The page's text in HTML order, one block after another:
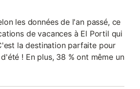
les données de l'an passé, ce
de vacances à El Portil qui
la destination parfaite pour
! En plus, 38 % ont même un